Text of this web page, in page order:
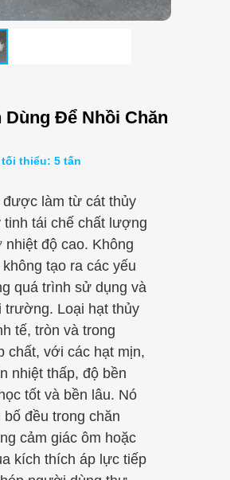
Dùng Để Nhồi Chăn
thiểu: 5 tấn
được làm từ cát thủy
tinh tái chế chất lượng
độ cao. Không
tạo ra các yếu
quá trình sử dụng và
trường. Loại hạt thủy
tế, tròn và trong
chất, với các hạt mịn,
nhiệt thấp, độ bền
tốt và bền lâu. Nó
đều trong chăn
cảm giác ôm hoặc
kích thích áp lực tiếp